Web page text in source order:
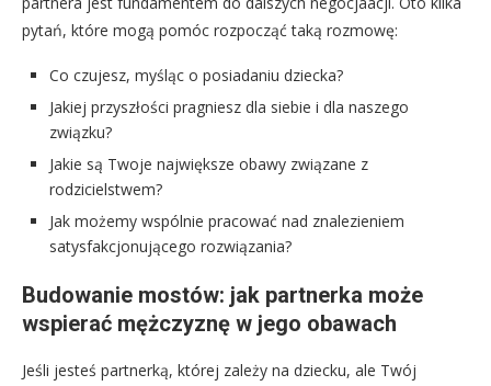
pytań, które mogą pomóc rozpocząć taką rozmowę:
Co czujesz, myśląc o posiadaniu dziecka?
Jakiej przyszłości pragniesz dla siebie i dla naszego
związku?
Jakie są Twoje największe obawy związane z
rodzicielstwem?
Jak możemy wspólnie pracować nad znalezieniem
satysfakcjonującego rozwiązania?
Budowanie mostów: jak partnerka może
wspierać mężczyznę w jego obawach
Jeśli jesteś partnerką, której zależy na dziecku, ale Twój